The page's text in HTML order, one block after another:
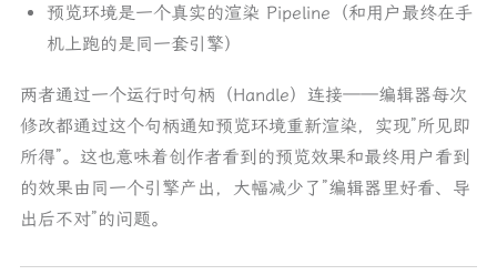
预览环境是一个真实的渲染 Pipeline（和用户最终在手
机上跑的是同一套引擎）
两者通过一个运行时句柄（Handle）连接——编辑器每次
修改都通过这个句柄通知预览环境重新渲染，实现”所见即
所得”。这也意味着创作者看到的预览效果和最终用户看到
的效果由同一个引擎产出，大幅减少了”编辑器里好看、导
出后不对”的问题。